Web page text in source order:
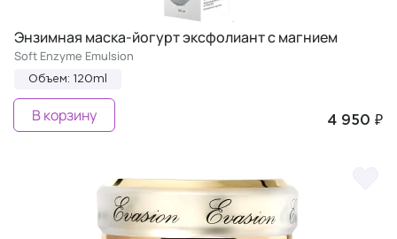
Энзимная маска-йогурт эксфолиант с магнием
Soft Enzyme Emulsion
Объем: 120ml
4 950 ₽
В корзину